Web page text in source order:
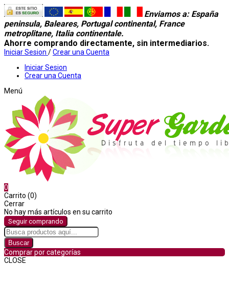
Enviamos a: España
peninsula, Baleares, Portugal continental, France
metroplitane, Italia continentale.
Ahorre comprando directamente, sin intermediarios.
Iniciar Sesion /Crear una Cuenta
Iniciar Sesion
Crear una Cuenta
Menú
0
Carrito (0)
Cerrar
No hay más artículos en su carrito
Seguir comprando
Buscar
Comprar por categorías
CLOSE